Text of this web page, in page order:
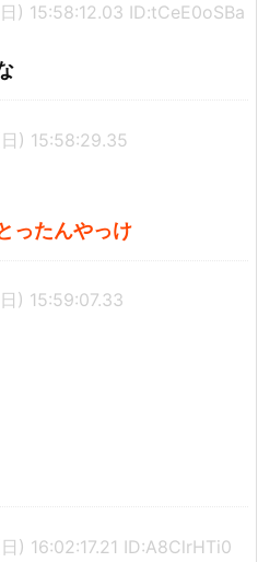
) 15:58:12.03 ID:tCeE0oSBa
) 15:58:29.35
ったんやっけ
) 15:59:07.33
) 16:02:17.21 ID:A8ClrHTi0